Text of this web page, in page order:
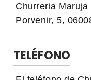
Churreria
Porvenir, 5,
TELÉFONO